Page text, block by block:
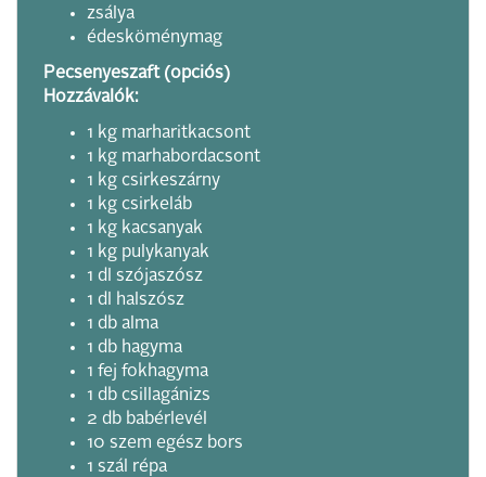
zsálya
édesköménymag
Pecsenyeszaft (opciós)
Hozzávalók:
1 kg marharitkacsont
1 kg marhabordacsont
1 kg csirkeszárny
1 kg csirkeláb
1 kg kacsanyak
1 kg pulykanyak
1 dl szójaszósz
1 dl halszósz
1 db alma
1 db hagyma
1 fej fokhagyma
1 db csillagánizs
2 db babérlevél
10 szem egész bors
1 szál répa